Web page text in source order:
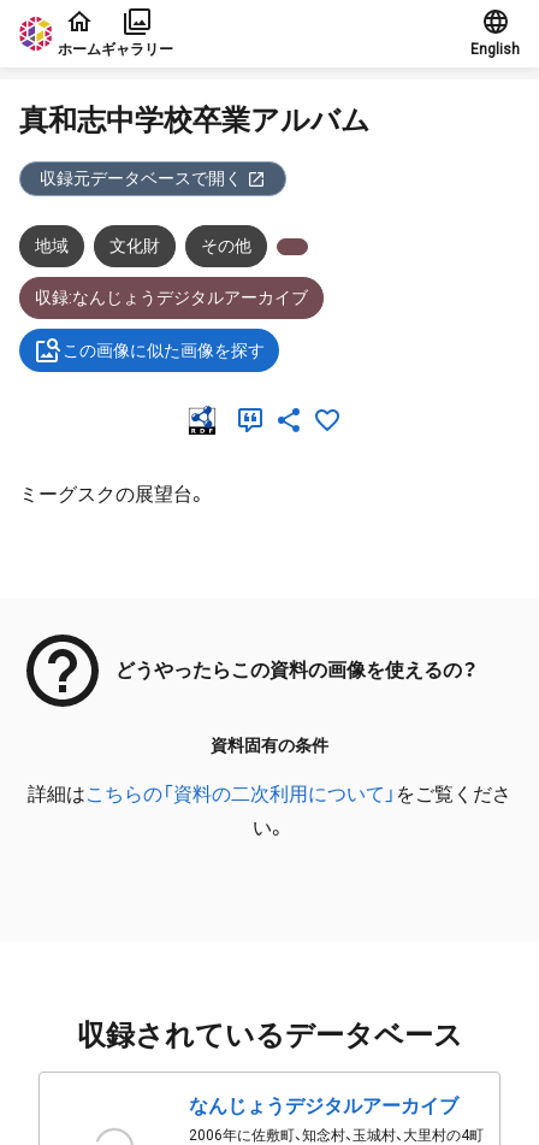
本文に飛ぶ
ホームギャラリー English
真和志中学校卒業アルバム
収録元データベースで開く
地域 文化財 その他
収録:なんじょうデジタルアーカイブ
この画像に似た画像を探す
ミーグスクの展望台。
どうやったらこの資料の画像を使えるの？
資料固有の条件
詳細はこちらの「資料の二次利用について」 をご覧くださ
い。
収録されているデータベース
なんじょうデジタルアーカイブ
2006年に佐敷町、知念村、玉城村、大里村の4町